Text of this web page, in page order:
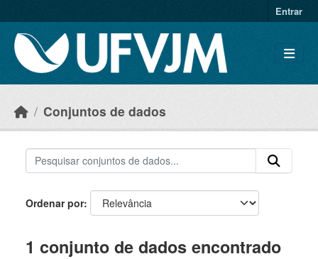
Entrar
Conjuntos de dados
Ordenar por
1 conjunto de dados encontrado